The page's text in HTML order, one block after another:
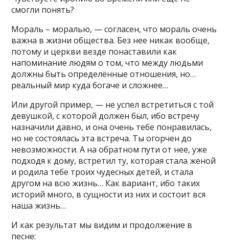
смогли понять?
Мораль – моралью, — согласен, что мораль очень
важна в жизни общества. Без нее никак вообще,
потому и церкви везде понаставили как
напоминание людям о том, что между людьми
должны быть определённые отношения, но…
реальный мир куда богаче и сложнее…
Или другой пример, — не успел встретиться с той
девушкой, с которой должен был, ибо встречу
назначили давно, и она очень тебе понравилась,
но не состоялась эта встреча. Ты огорчен до
невозможности. А на обратном пути от нее, уже
подходя к дому, встретил ту, которая стала женой
и родила тебе троих чудесных детей, и стала
другом на всю жизнь… Как вариант, ибо таких
историй много, в сущности из них и состоит вся
наша жизнь…
И как результат мы видим и продолжение в
песне: